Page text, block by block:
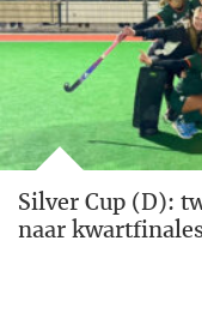
Silver Cup (D):
naar